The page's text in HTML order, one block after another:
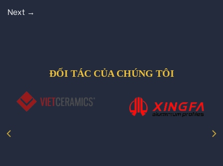
Next →
ĐỐI TÁC CỦA CHÚNG TÔI